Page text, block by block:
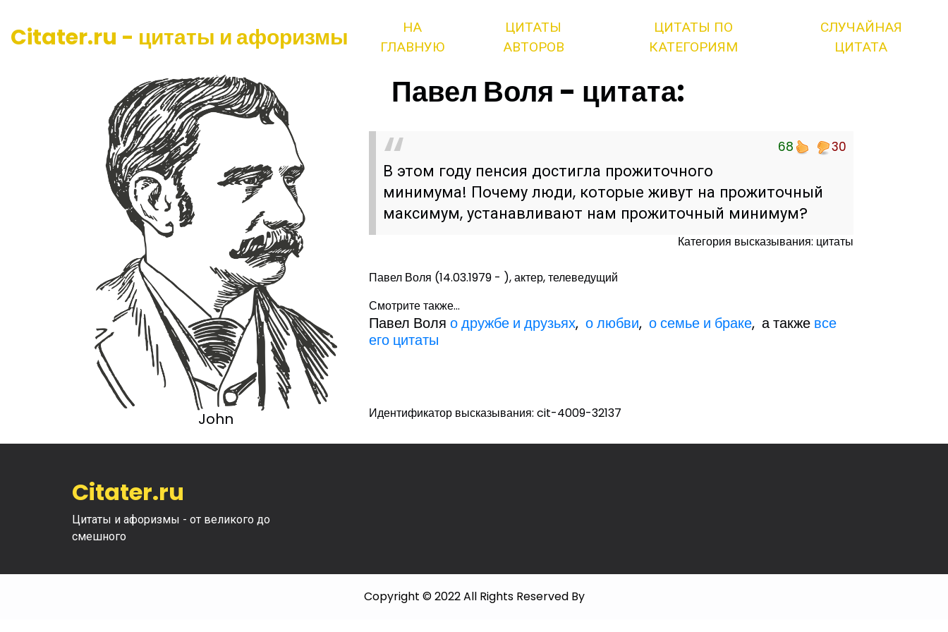
Citater.ru - цитаты и афоризмы
НА
ГЛАВНУЮ
ЦИТАТЫ
АВТОРОВ
ЦИТАТЫ ПО
КАТЕГОРИЯМ
СЛУЧАЙНАЯ
ЦИТАТА
John
Павел Воля - цитата:
68 30
В этом году пенсия достигла прожиточного
минимума! Почему люди, которые живут на прожиточный
максимум, устанавливают нам прожиточный минимум?
Категория высказывания: цитаты
Павел Воля (14.03.1979 - ), актер, телеведущий
Смотрите также...
Павел Воляо дружбе и друзьях,о любви,о семье и браке, а также все
его цитаты
Идентификатор высказывания: cit-4009-32137
Citater.ru
Цитаты и афоризмы - от великого до
смешного
Copyright © 2022 All Rights Reserved By